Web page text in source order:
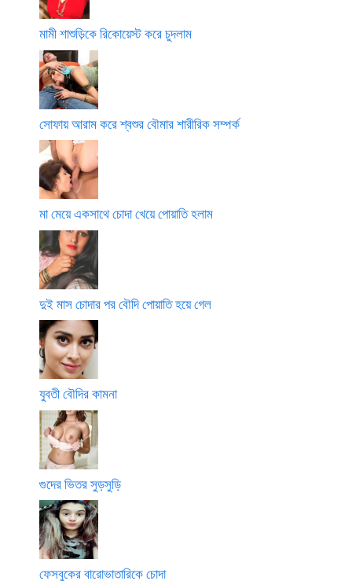
মামী শাশুড়িকে রিকোয়েস্ট করে চুদলাম
সোফায় আরাম করে শ্বশুর বৌমার শারীরিক সম্পর্ক
মা মেয়ে একসাথে চোদা খেয়ে পোয়াতি হলাম
দুই মাস চোদার পর বৌদি পোয়াতি হয়ে গেল
যুবতী বৌদির কামনা
গুদের ভিতর সুড়সুড়ি
ফেসবুকের বারোভাতারিকে চোদা